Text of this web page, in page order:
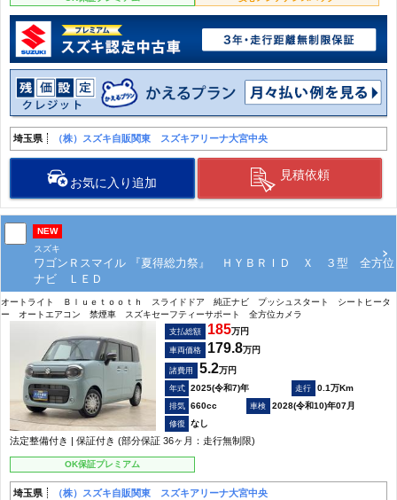
埼玉県 （株）スズキ自販関東 スズキアリーナ大宮中央
お気に入り追加
見積依頼
NEW
スズキ
ワゴンＲスマイル 『夏得総力祭』 ＨＹＢＲＩＤ Ｘ ３型 全方位
ナビ ＬＥＤ
オートライト Ｂｌｕｅｔｏｏｔｈ スライドドア 純正ナビ プッシュスタート シートヒータ
ー オートエアコン 禁煙車 スズキセーフティーサポート 全方位カメラ
支払総額 185万円
車両価格 179.8万円
諸費用 5.2万円
2025(令和7)年
0.1万Km
660cc
2028(令和10)年07月
なし
法定整備付き | 保証付き (部分保証 36ヶ月：走行無制限)
OK保証プレミアム
埼玉県 （株）スズキ自販関東 スズキアリーナ大宮中央